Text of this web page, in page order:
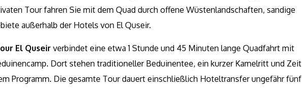
Tour fahren Sie mit dem Quad durch offene Wüstenlandschaften, sandige
außerhalb der Hotels von El Quseir.
El Quseir verbindet eine etwa 1 Stunde und 45 Minuten lange Quadfahrt mit
Dort stehen traditioneller Beduinentee, ein kurzer Kamelritt und Zeit
Programm. Die gesamte Tour dauert einschließlich Hoteltransfer ungefähr fünf